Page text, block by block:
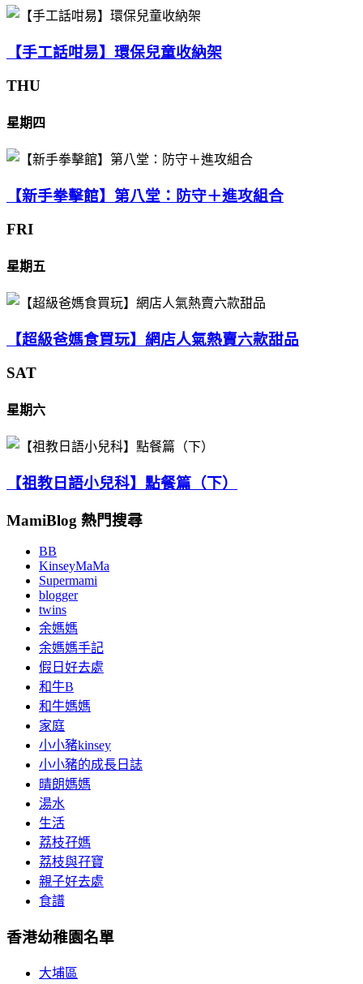
【手工話咁易】環保兒童收納架
THU
星期四
【新手拳擊館】第八堂：防守＋進攻組合
FRI
星期五
【超級爸媽食買玩】網店人氣熱賣六款甜品
SAT
星期六
【祖教日語小兒科】點餐篇（下）
MamiBlog 熱門搜尋
BB
KinseyMaMa
Supermami
blogger
twins
余媽媽
余媽媽手記
假日好去處
和牛B
和牛媽媽
家庭
小小豬kinsey
小小豬的成長日誌
晴朗媽媽
湯水
生活
荔枝孖媽
荔枝與孖寶
親子好去處
食譜
香港幼稚園名單
大埔區